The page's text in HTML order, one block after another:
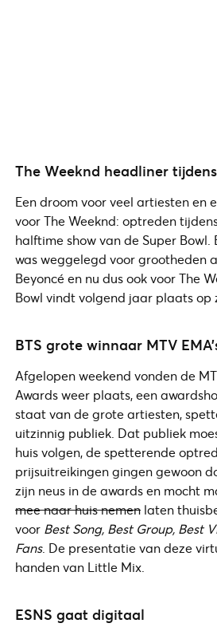
The Weeknd headliner
Een droom voor veel artiesten en
voor The Weeknd: optreden
halftime show van de Super Bowl.
was weggelegd voor grootheden
Beyoncé en nu dus ook voor The
Bowl vindt volgend jaar plaats op
BTS grote winnaar MTV
Afgelopen weekend vonden de
Awards weer plaats, een
staat van de grote artiesten,
uitzinnig publiek. Dat publiek
huis volgen, de spetterende
prijsuitreikingen gingen gewoon
zijn neus in de awards en mocht
mee naar huis nemen laten
voor Best Song, Best Group, Best
Fans. De presentatie van deze
handen van Little Mix.
ESNS gaat digitaal